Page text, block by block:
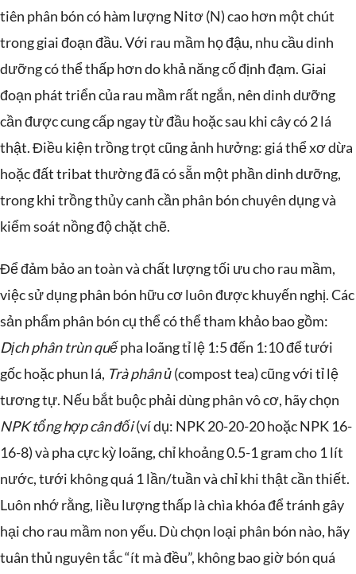
tiên phân bón có hàm lượng Nitơ (N) cao hơn một chút
trong giai đoạn đầu. Với rau mầm họ đậu, nhu cầu dinh
dưỡng có thể thấp hơn do khả năng cố định đạm. Giai
đoạn phát triển của rau mầm rất ngắn, nên dinh dưỡng
cần được cung cấp ngay từ đầu hoặc sau khi cây có 2 lá
thật. Điều kiện trồng trọt cũng ảnh hưởng: giá thể xơ dừa
hoặc đất tribat thường đã có sẵn một phần dinh dưỡng,
trong khi trồng thủy canh cần phân bón chuyên dụng và
kiểm soát nồng độ chặt chẽ.
Để đảm bảo an toàn và chất lượng tối ưu cho rau mầm,
việc sử dụng phân bón hữu cơ luôn được khuyến nghị. Các
sản phẩm phân bón cụ thể có thể tham khảo bao gồm:
Dịch phân trùn quếpha loãng tỉ lệ 1:5 đến 1:10 để tưới
gốc hoặc phun lá, Trà phân ủ(compost tea) cũng với tỉ lệ
tương tự. Nếu bắt buộc phải dùng phân vô cơ, hãy chọn
NPK tổng hợp cân đối(ví dụ: NPK 20-20-20 hoặc NPK 16-
16-8) và pha cực kỳ loãng, chỉ khoảng 0.5-1 gram cho 1 lít
nước, tưới không quá 1 lần/tuần và chỉ khi thật cần thiết.
Luôn nhớ rằng, liều lượng thấp là chìa khóa để tránh gây
hại cho rau mầm non yếu. Dù chọn loại phân bón nào, hãy
tuân thủ nguyên tắc “ít mà đều”, không bao giờ bón quá